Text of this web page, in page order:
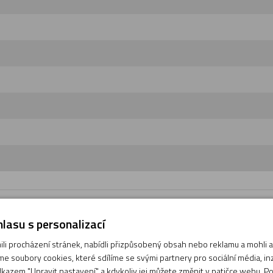
Giant Airway Sport
černo-modrý
Košík na lahev Giant Airway
Black/glossRed- černo-červený
s personalizací
procházení stránek, nabídli přizpůsobený obsah nebo reklamu a mohli
soubory cookies, které sdílíme se svými partnery pro sociální média,